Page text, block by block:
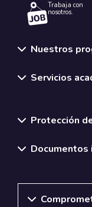
Trabaja con
nosotros.
Nuestros
Servicios
Protección